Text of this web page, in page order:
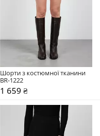
Шорти з костюмної тканини
BR-1222
1 659 ₴